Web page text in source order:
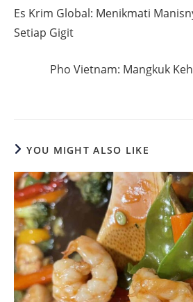
articles
Es Krim Global: Menikmati
Setiap Gigit
Pho Vietnam: Mangkuk
YOU MIGHT ALSO LIKE